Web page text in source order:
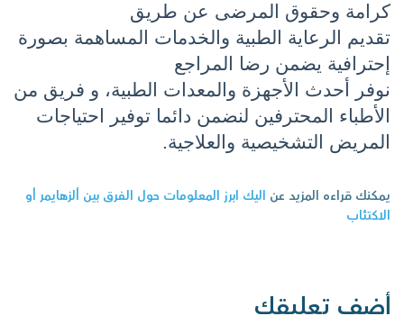
كرامة وحقوق المرضى عن طريق
إحترافية يضمن رضا المراجع
المريض التشخيصية والعلاجية.
يمكنك قراءه المزيد عن اليك ابرز المعلومات حول الفرق بين ألزهايمر أو
الاكتئاب
أضف تعليقك